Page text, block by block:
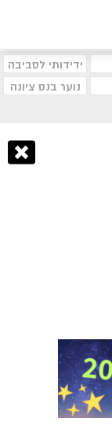
ידידותי לסביבה
נוער בנס ציונה